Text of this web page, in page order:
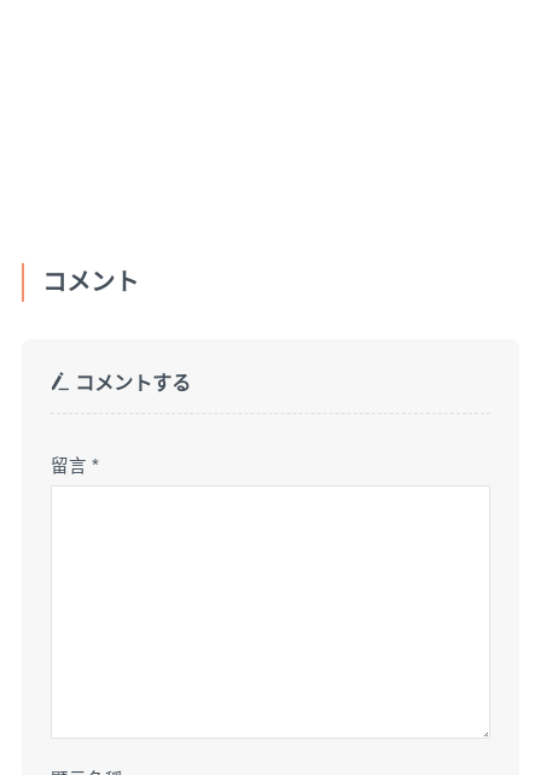
コメント
コメントする
留言*